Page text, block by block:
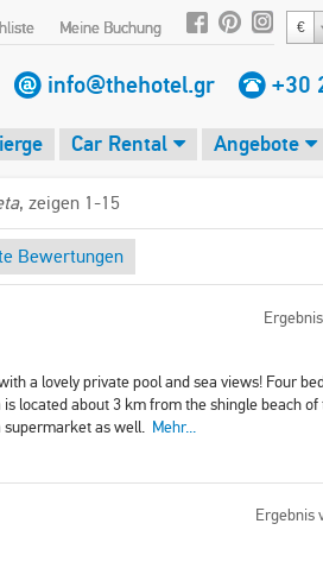
€
Meine Buchung
info@thehotel.gr +30
Car Rental Angebote
, zeigen 1-15
Bewertungen
a lovely private pool and sea views! Four
located about 3 km from the shingle beach
supermarket as well. Mehr...
Ergebnis